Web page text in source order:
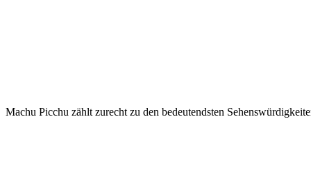
Machu Picchu zählt zurecht zu den bedeutendsten